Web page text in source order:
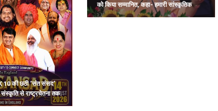
10 की छठी ‘संत संसद’
से राष्ट्रचेतना तक.
को किया सम्मानित, कहा- हमारी सांस्कृतिक
विरासत के संरक्षक हैं कारीगर.